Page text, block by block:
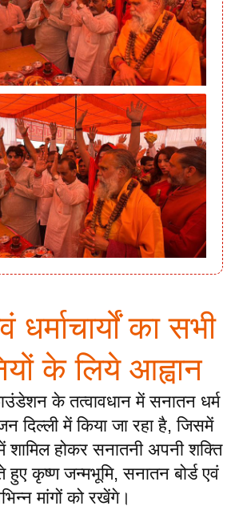
धर्माचार्यों का सभी
के लिये आह्वान
के तत्वावधान में सनातन धर्म
दिल्ली में किया जा रहा है, जिसमें
शामिल होकर सनातनी अपनी शक्ति
हुए कृष्ण जन्मभूमि, सनातन बोर्ड एवं
मांगों को रखेंगे।